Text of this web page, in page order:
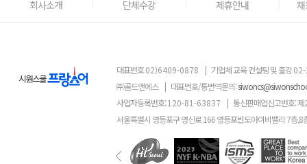
회사소개 단체수강 제휴안내
대표번호02)6409-0878 | 기업체 교육 컨설팅 및 출강
㈜골드앤에스 | 대표번호/통번역문의:
사업자등록번호:120-81-63837 | 통신판매업신고번호: 제
서울특별시 영등포구 영신로 166 영등포반도아이비밸리 7층,8